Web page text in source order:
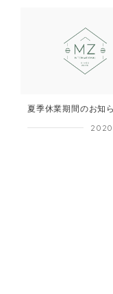
夏季休業期間のお知